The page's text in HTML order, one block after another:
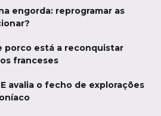
engorda: reprogramar as
porco está a reconquistar
franceses
avalia o fecho de explorações